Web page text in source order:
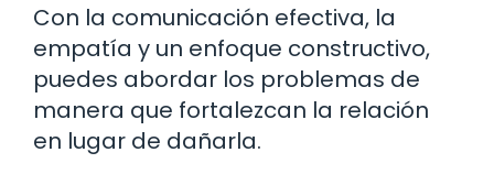
Con la comunicación efectiva, la
empatía y un enfoque constructivo,
puedes abordar los problemas de
manera que fortalezcan la relación
en lugar de dañarla.